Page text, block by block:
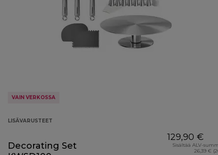
VAIN VERKOSSA
LISÄVARUSTEET
Decorating Set
129,90 €
Sisältää ALV-
26,39 €